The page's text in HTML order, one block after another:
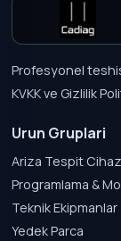
Profesyonel
KVKK ve Gizlilik
Urun Gruplari
Ariza Tespit
Programlama &
Teknik Ekipmanlar
Yedek Parca